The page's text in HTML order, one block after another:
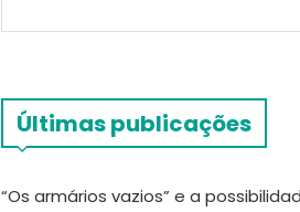
Últimas publicações
“Os armários vazios” e a